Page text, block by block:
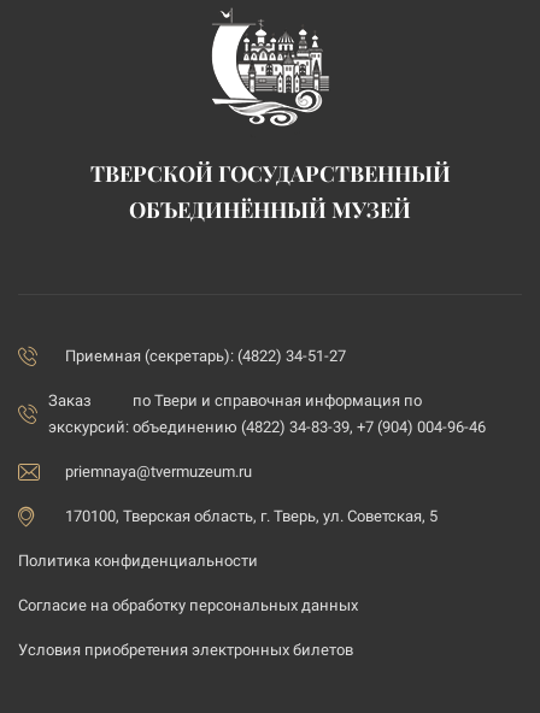
ТВЕРСКОЙ ГОСУДАРСТВЕННЫЙ
ОБЪЕДИНЁННЫЙ МУЗЕЙ
Приемная (секретарь): (4822) 34-51-27
Заказ
экскурсий:
по Твери и справочная информация по
объединению (4822) 34-83-39, +7 (904) 004-96-46
priemnaya@tvermuzeum.ru
170100, Тверская область, г. Тверь, ул. Советская, 5
Политика конфиденциальности
Согласие на обработку персональных данных
Условия приобретения электронных билетов